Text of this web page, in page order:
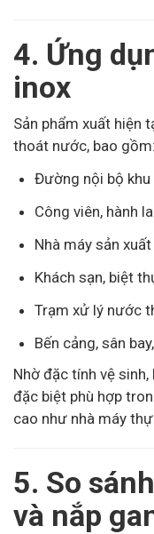
4. Ứng
inox
Sản phẩm xuất hiện
thoát nước, bao gồm:
Đường nội bộ
Công viên, hành
Nhà máy sản
Khách sạn, biệt
Trạm xử lý nước
Bến cảng, sân
Nhờ đặc tính vệ
đặc biệt phù hợp
cao như nhà máy
5. So
và nắp